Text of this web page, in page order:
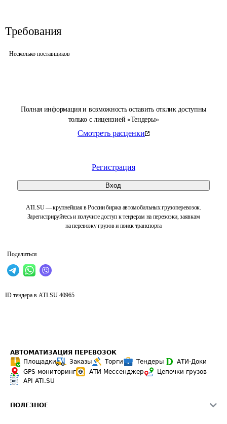
Полная информация и возможность оставить отклик доступны
только с лицензией «Тендеры»
Смотреть расценки
Регистрация
Вход
ATI.SU — крупнейшая в России биржа автомобильных грузоперевозок.
Зарегистрируйтесь и получите доступ к тендерам на перевозки, заявкам
на перевозку грузов и поиск транспорта
Поделиться
Требования
Несколько поставщиков
ID тендера в ATI.SU 40965
АВТОМАТИЗАЦИЯ ПЕРЕВОЗОК
Площадки
Заказы Торги Тендеры
АТИ-Доки
GPS-мониторинг
АТИ Мессенджер
Цепочки грузов
API ATI.SU
ПОЛЕЗНОЕ